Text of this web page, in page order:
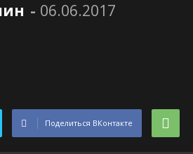
- 06.06.2017
Поделиться ВКонтакте